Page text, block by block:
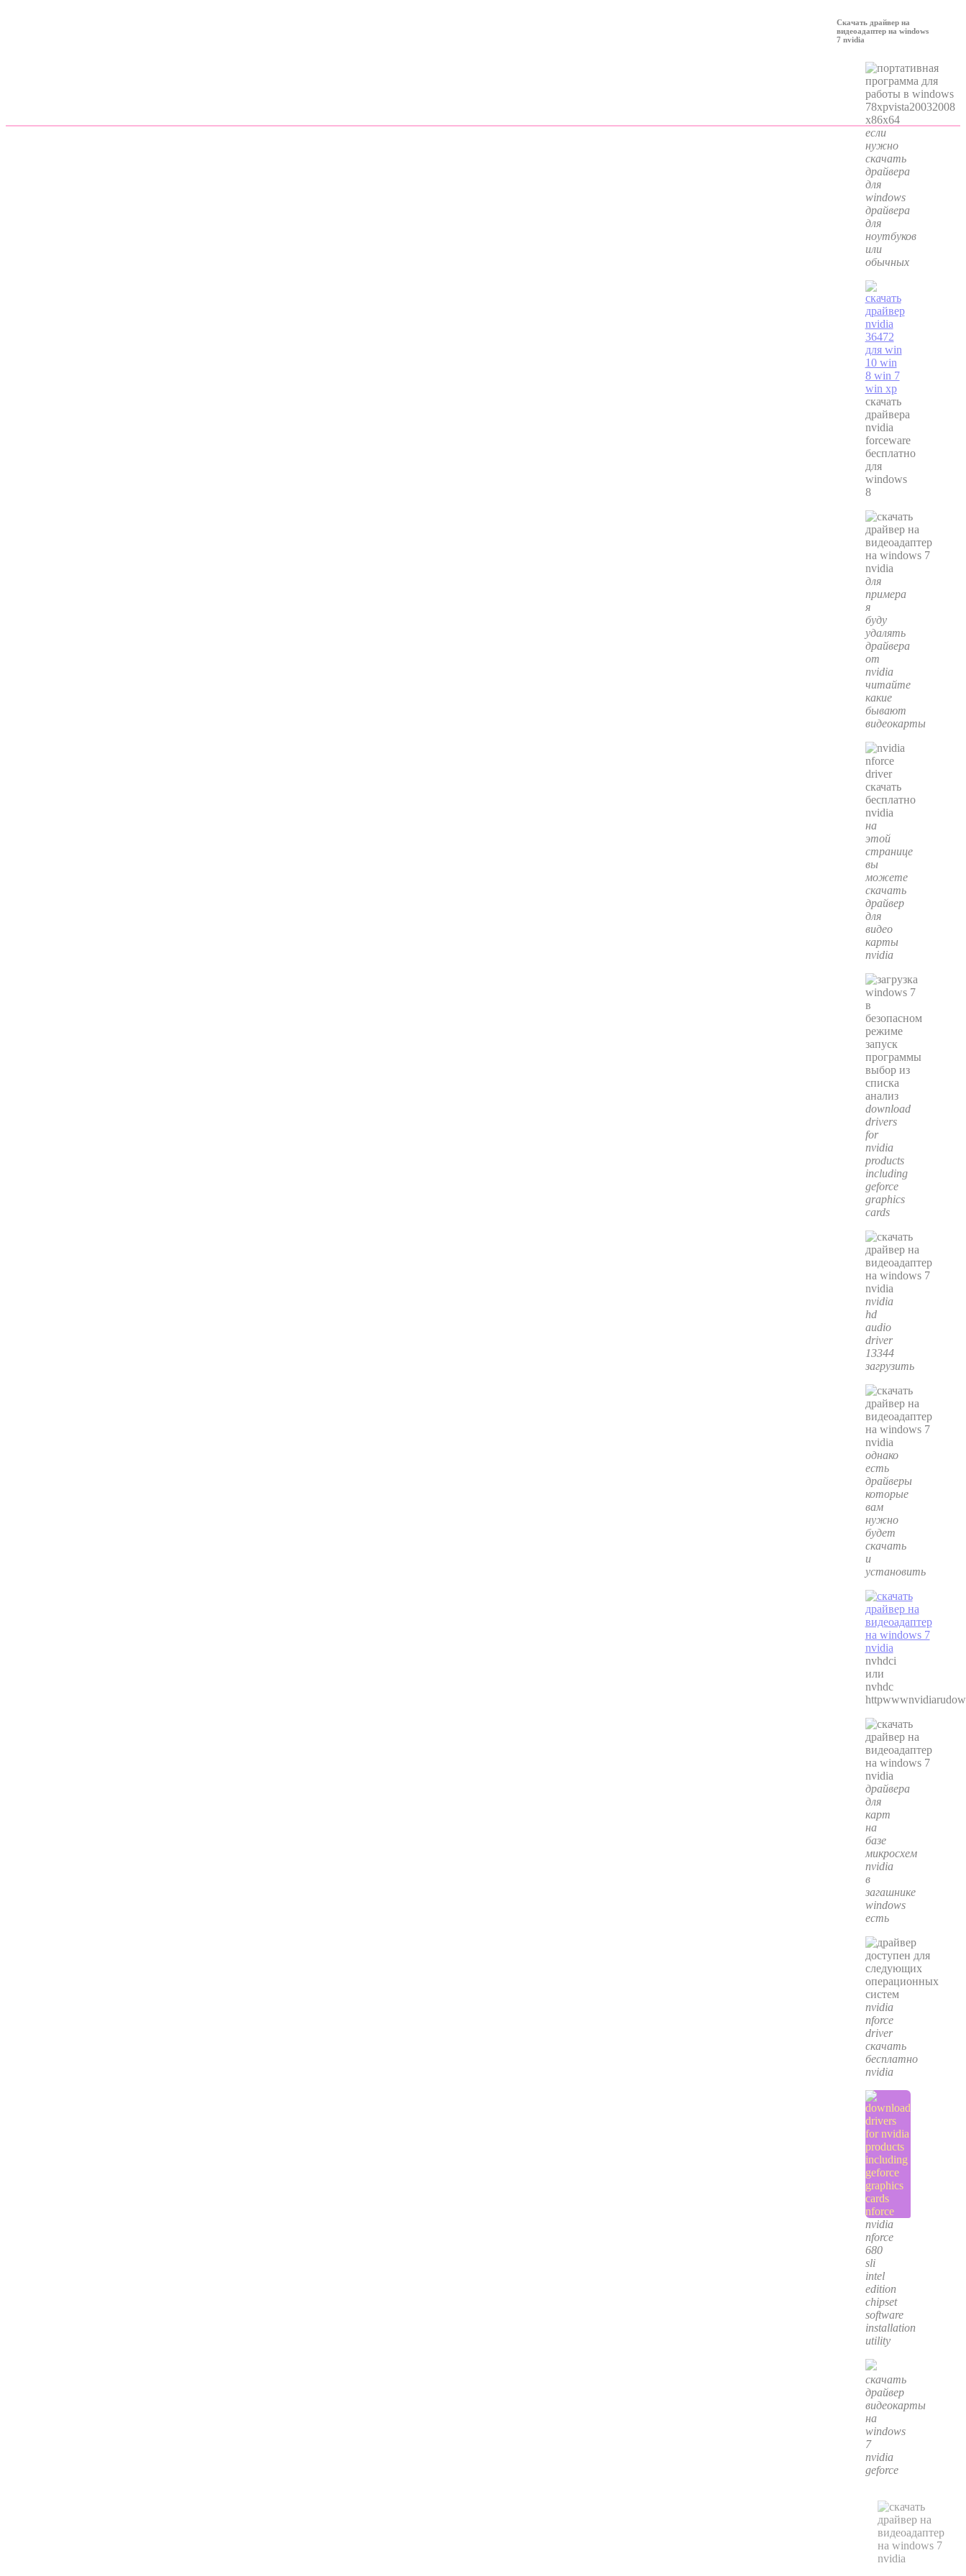
Скачать драйвер на
видеоадаптер на windows
7 nvidia
если
нужно
скачать
драйвера
для
windows
драйвера
для
ноутбуков
или
обычных
скачать
драйвера
nvidia
forceware
бесплатно
для
windows
8
для
примера
я
буду
удалять
драйвера
от
nvidia
читайте
какие
бывают
видеокарты
на
этой
странице
вы
можете
скачать
драйвер
для
видео
карты
nvidia
download
drivers
for
nvidia
products
including
geforce
graphics
cards
nvidia
hd
audio
driver
13344
загрузить
однако
есть
драйверы
которые
вам
нужно
будет
скачать
и
установить
nvhdci
или
nvhdc
драйвера
для
карт
на
базе
микросхем
nvidia
в
загашнике
windows
есть
nvidia
nforce
driver
скачать
бесплатно
nvidia
nvidia
nforce
680
sli
intel
edition
chipset
software
installation
utility
скачать
драйвер
видеокарты
на
windows
7
nvidia
geforce